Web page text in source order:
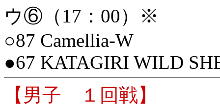
ウ⑥（17：00）※
○87 Camellia-W
●67 KATAGIRI WILD
【男子 １回戦】